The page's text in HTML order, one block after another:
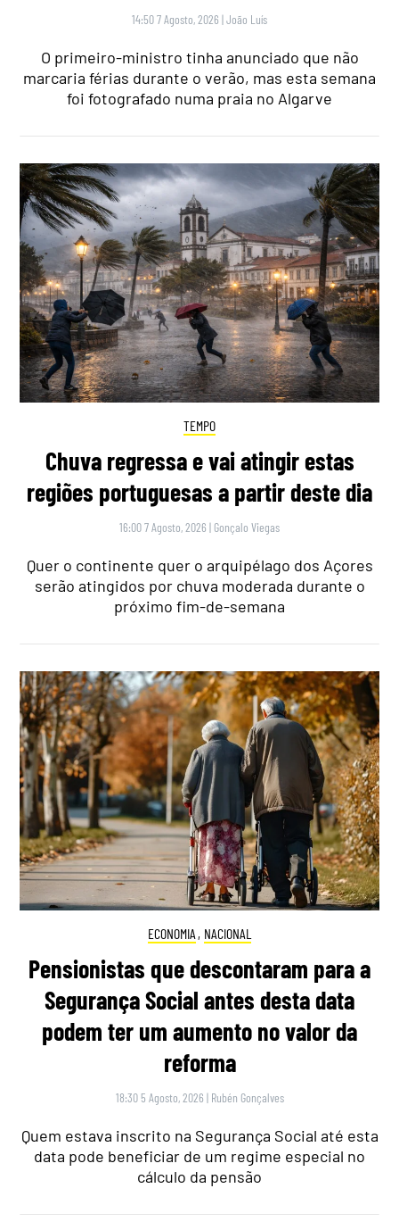
14:50 7 Agosto, 2026 |João Luís
O primeiro-ministro tinha anunciado que não
marcaria férias durante o verão, mas esta semana
foi fotografado numa praia no Algarve
TEMPO
Chuva regressa e vai atingir estas
regiões portuguesas a partir deste dia
16:00 7 Agosto, 2026 | Gonçalo Viegas
Quer o continente quer o arquipélago dos Açores
serão atingidos por chuva moderada durante o
próximo fim-de-semana
ECONOMIA , NACIONAL
Pensionistas que descontaram para a
Segurança Social antes desta data
podem ter um aumento no valor da
reforma
18:30 5 Agosto, 2026 | Rubén Gonçalves
Quem estava inscrito na Segurança Social até esta
data pode beneficiar de um regime especial no
cálculo da pensão